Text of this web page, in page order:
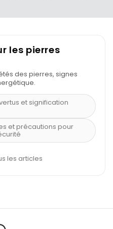
les pierres
des pierres, signes
et signification
et précautions pour
de pierre
pierres
les articles